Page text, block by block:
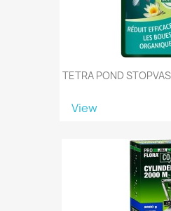
TETRA POND
View